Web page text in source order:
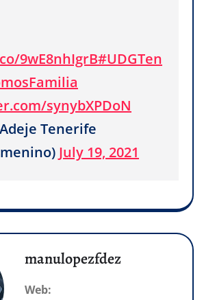
9wE8nhIgrB#UDGTen
synybXPDoN
Tenerife
July 19, 2021
manulopezfdez
Web: